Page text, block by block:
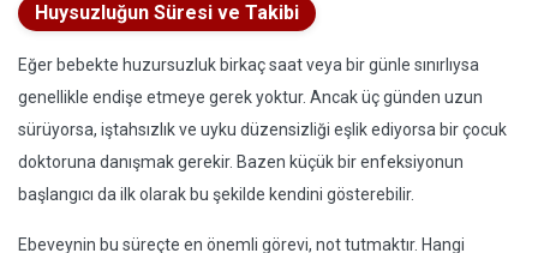
Huysuzluğun Süresi ve Takibi
Eğer bebekte huzursuzluk birkaç saat veya bir günle sınırlıysa
genellikle endişe etmeye gerek yoktur. Ancak üç günden uzun
sürüyorsa, iştahsızlık ve uyku düzensizliği eşlik ediyorsa bir çocuk
doktoruna danışmak gerekir. Bazen küçük bir enfeksiyonun
başlangıcı da ilk olarak bu şekilde kendini gösterebilir.
Ebeveynin bu süreçte en önemli görevi, not tutmaktır. Hangi